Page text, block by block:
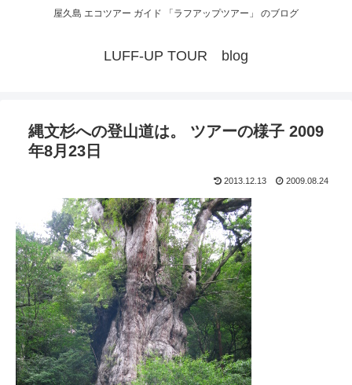
屋久島 エコツアー ガイド 「ラフアップツアー」 のブログ
LUFF-UP TOUR blog
縄文杉への登山道は。 ツアーの様子 2009
年8月23日
2013.12.13 2009.08.24